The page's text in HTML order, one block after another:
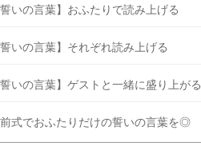
いの言葉】おふたりで読み上げる
いの言葉】それぞれ読み上げる
いの言葉】ゲストと一緒に盛り上がる
式でおふたりだけの誓いの言葉を◎